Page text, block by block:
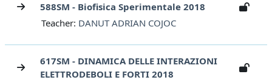
588SM - Biofisica Sperimentale 2018
Teacher: DANUT ADRIAN COJOC
617SM - DINAMICA DELLE INTERAZIONI
ELETTRODEBOLI E FORTI 2018